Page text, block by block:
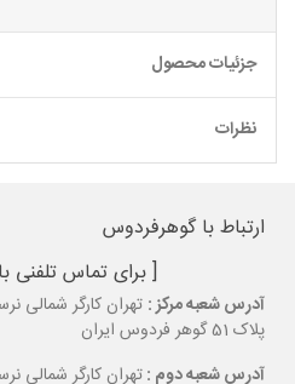
جزئیات محصول
نظرات
ارتباط با گوهرفردوس
[ برای تماس تلفنی
آدرس شعبه مرکز : تهران کارگر شمالی
پلاک 51 گوهر فردوس ایران
آدرس شعبه دوم :تهران کارگر شمالی